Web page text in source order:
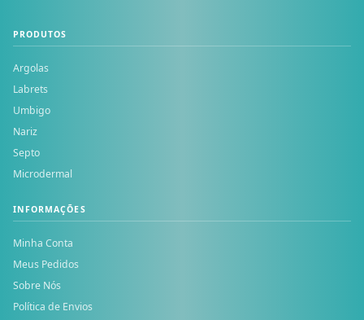
PRODUTOS
Argolas
Labrets
Umbigo
Nariz
Septo
Microdermal
INFORMAÇÕES
Minha Conta
Meus Pedidos
Sobre Nós
Política de Envios